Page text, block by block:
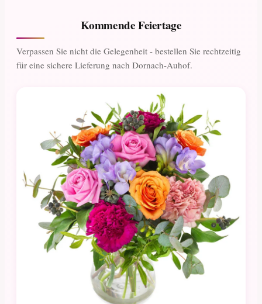
Kommende Feiertage
Verpassen Sie nicht die Gelegenheit - bestellen Sie rechtzeitig
für eine sichere Lieferung nach Dornach-Auhof.